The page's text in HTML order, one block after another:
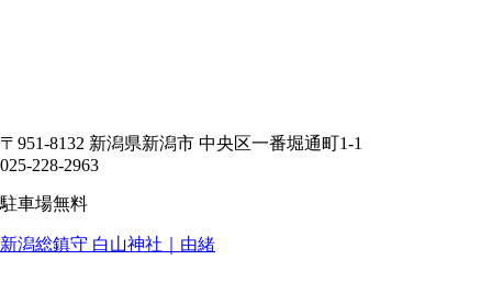
〒951-8132 新潟県新潟市 中央区一番堀通町1-1
025-228-2963
駐車場無料
新潟総鎮守 白山神社｜由緒